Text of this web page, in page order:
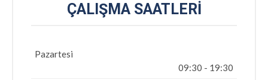
ÇALIŞMA SAATLERI
Pazartesi
09:30 - 19:30